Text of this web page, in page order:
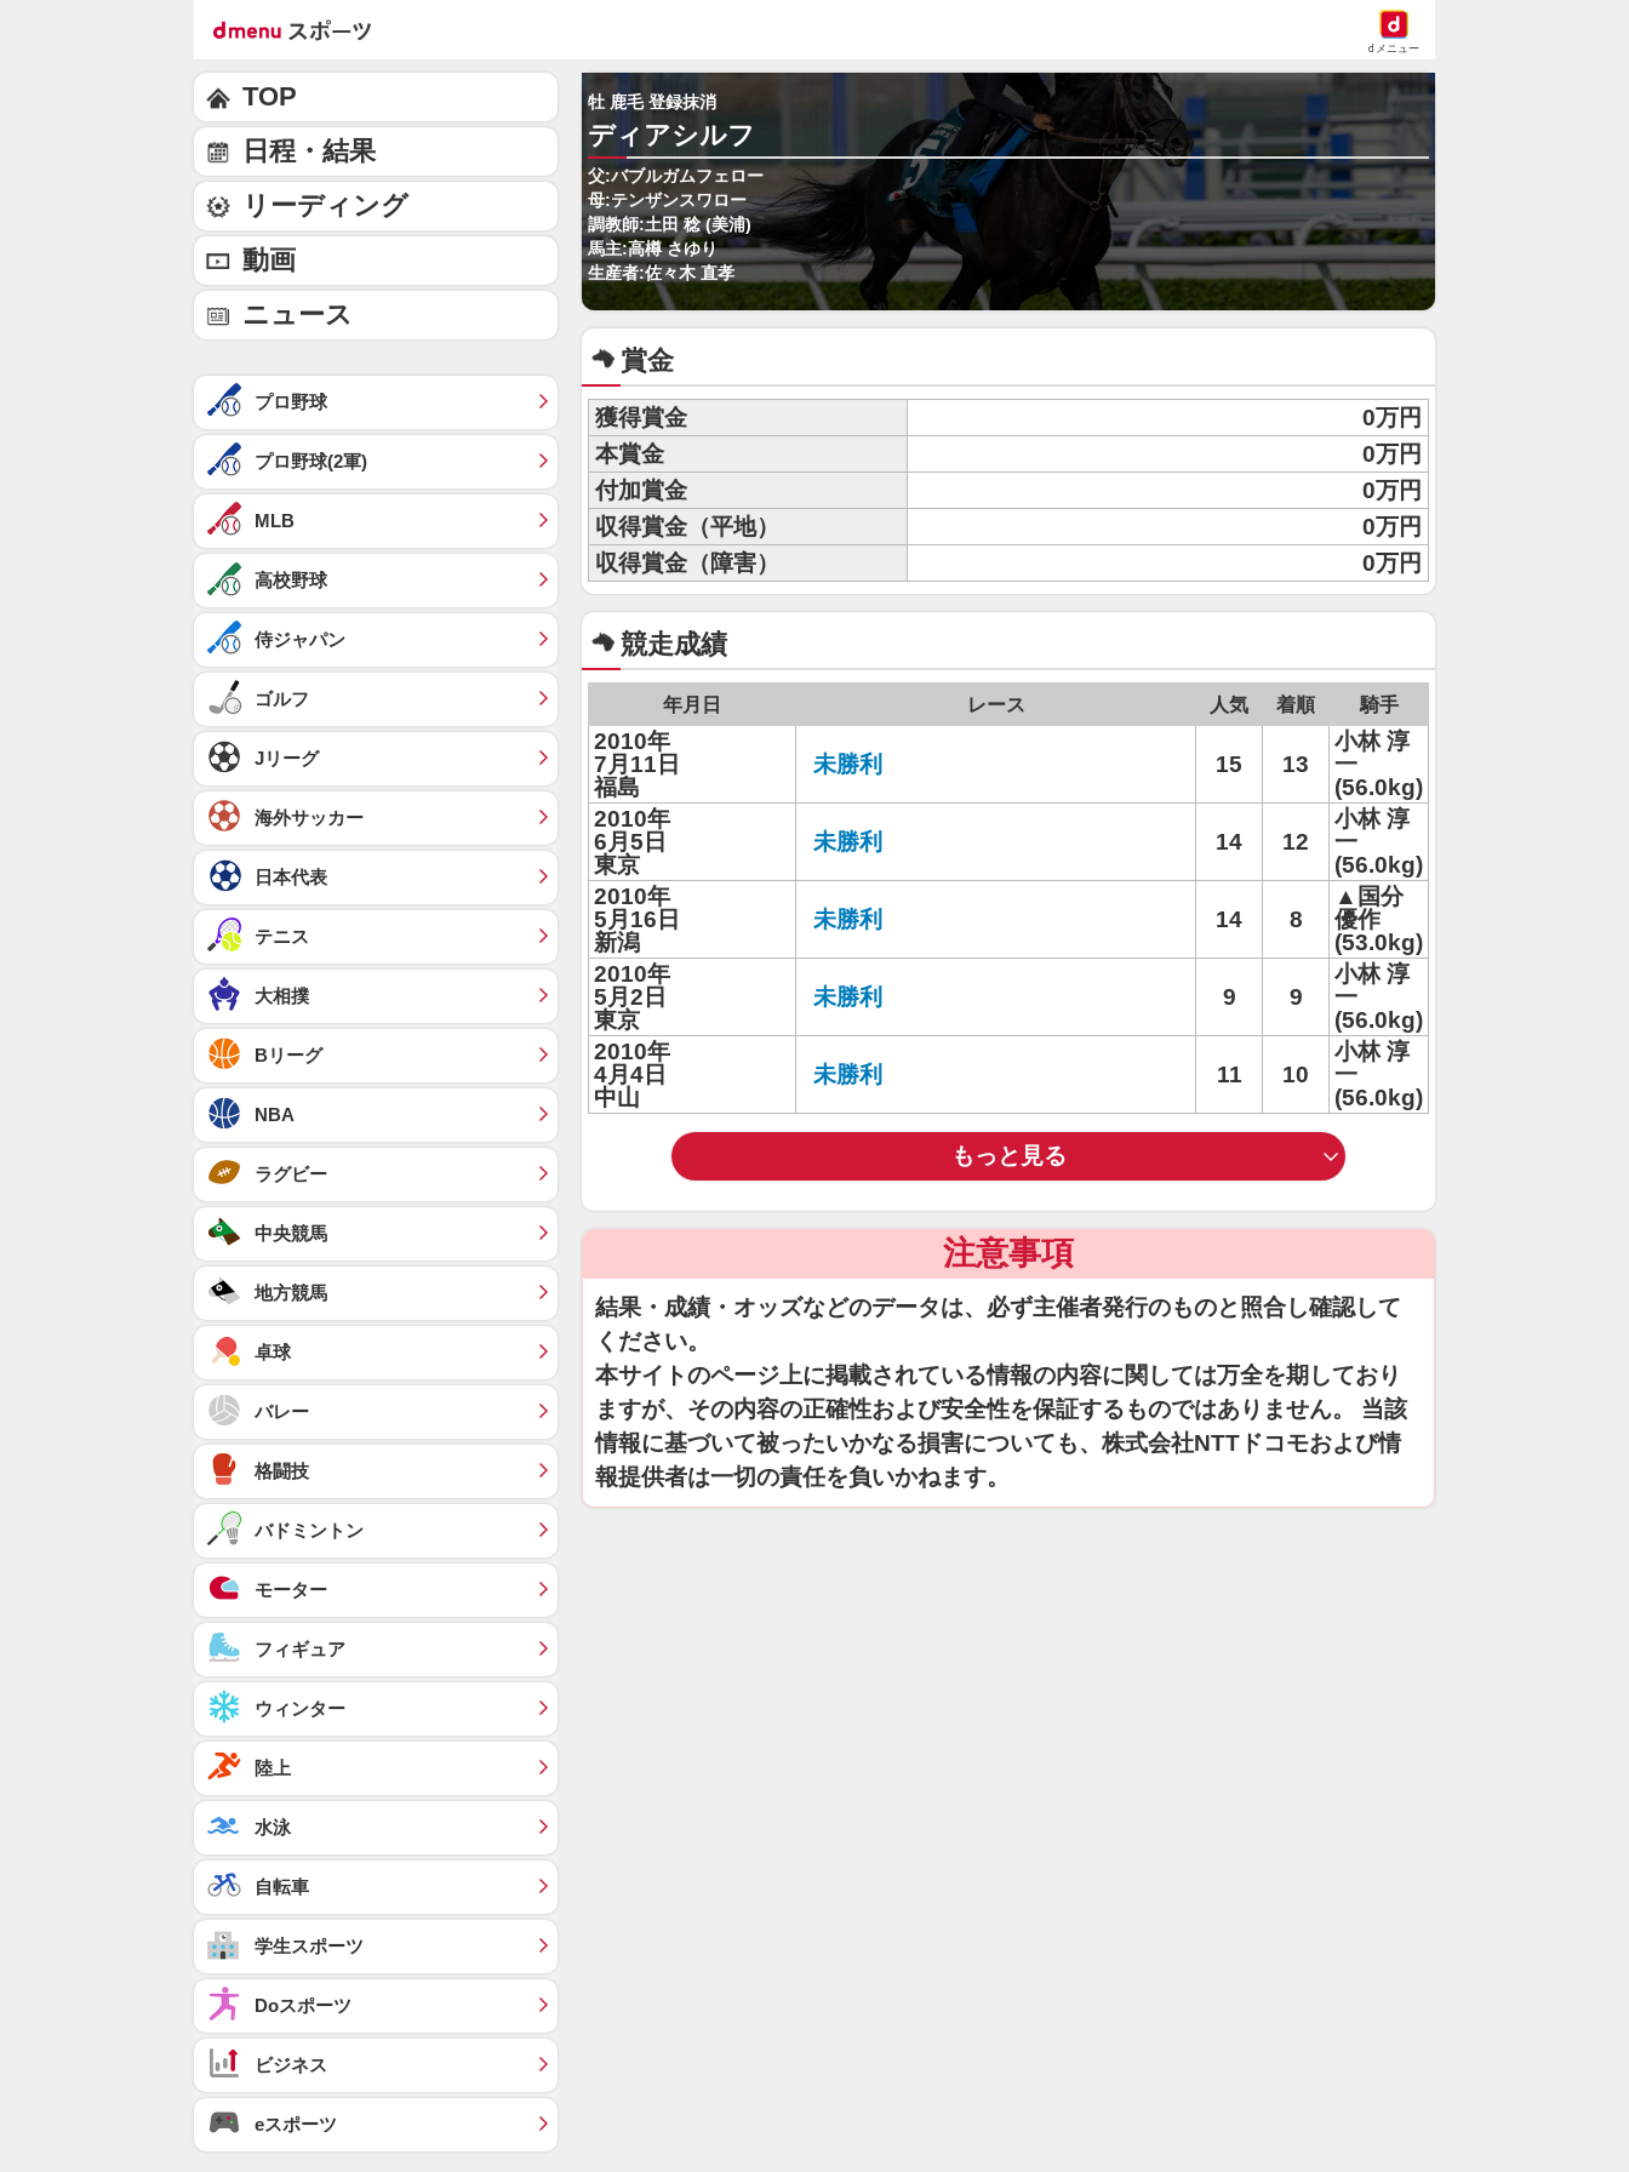
dメニュー
牡 鹿毛 登録抹消
ディアシルフ
父:バブルガムフェロー
母:テンザンスワロー
調教師:土田 稔 (美浦)
馬主:高樽 さゆり
生産者:佐々木 直孝
賞金
獲得賞金
0万円
本賞金
0万円
付加賞金
0万円
収得賞金（平地）
0万円
収得賞金（障害）
0万円
競走成績
年月日 レース 人気 着順 騎手
2010年
7月11日
福島
未勝利 15 13
小林 淳
一
(56.0kg)
2010年
6月5日
東京
未勝利 14 12
小林 淳
一
(56.0kg)
2010年
5月16日
新潟
未勝利 14 8
▲国分
優作
(53.0kg)
2010年
5月2日
東京
未勝利 9 9
小林 淳
一
(56.0kg)
2010年
4月4日
中山
未勝利 11 10
小林 淳
一
(56.0kg)
もっと見る
注意事項
結果・成績・オッズなどのデータは、必ず主催者発行のものと照合し確認して
ください。
本サイトのページ上に掲載されている情報の内容に関しては万全を期しており
ますが、その内容の正確性および安全性を保証するものではありません。 当該
情報に基づいて被ったいかなる損害についても、株式会社NTTドコモおよび情
報提供者は一切の責任を負いかねます。
TOP
日程・結果
リーディング
動画
ニュース
プロ野球
プロ野球(2軍)
MLB
高校野球
侍ジャパン
ゴルフ
Jリーグ
海外サッカー
日本代表
テニス
大相撲
Bリーグ
NBA
ラグビー
中央競馬
地方競馬
卓球
バレー
格闘技
バドミントン
モーター
フィギュア
ウィンター
陸上
水泳
自転車
学生スポーツ
Doスポーツ
ビジネス
eスポーツ